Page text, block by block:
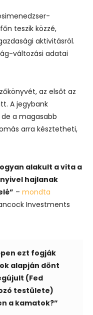
teszik közzé,
aktivitásról.
változási adatai
az elsőt az
A jegybank
a magasabb
arra késztetheti,
alakult a vita a
hajlanak
– mondta
Investments
ezt fogják
alapján dönt
(Fed
testülete)
a kamatok?”